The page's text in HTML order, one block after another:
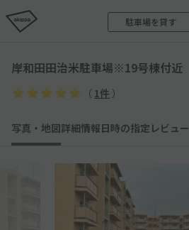
駐車場を貸す
岸和田田治米駐車場※19号棟付近
（ 1件 ）
写真・地図詳細情報日時の指定 レビュー